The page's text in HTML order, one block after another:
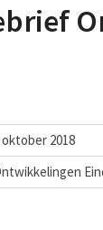
oktober 2018